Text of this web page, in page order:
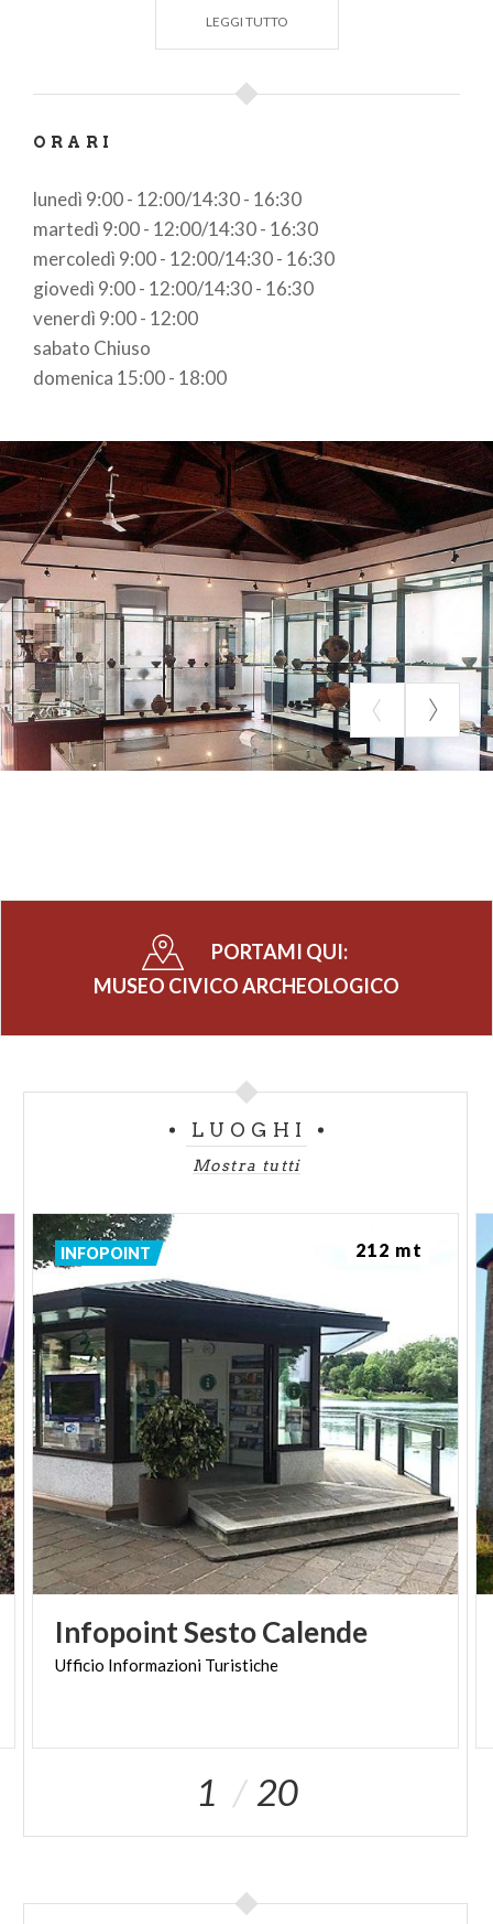
Cultura di Golaseccanella prima metà del
concentrazionidemografichedell’Italia
L’esposizioneè completata da materiale del
periodo gallico, romano e dell’abitato alto
medievale di Sesto Calende.
Dal 1994 sono esposti anche preziosi
pliocenici di Cheglio di Taino
recentemente classificati.
Il Museo Civico di Sesto Calende fa inoltre parte
delSistema Museale Archeologico della provincia
di Varese (SiMARch) e dellaRete museale “Alto
Medioevo Lombardo V-XI secolo”.
LEGGI TUTTO
ORARI
lunedì 9:00 - 12:00/14:30 - 16:30
martedì 9:00 - 12:00/14:30 - 16:30
mercoledì 9:00 - 12:00/14:30 - 16:30
giovedì 9:00 - 12:00/14:30 - 16:30
venerdì 9:00 - 12:00
sabato Chiuso
domenica 15:00 - 18:00
PORTAMI QUI:
MUSEO CIVICO ARCHEOLOGICO
LUOGHI
Mostra tutti
InfopointSestoCalende
Ufficio Informazioni Turistiche
INFOPOINT 212 mt
1 20